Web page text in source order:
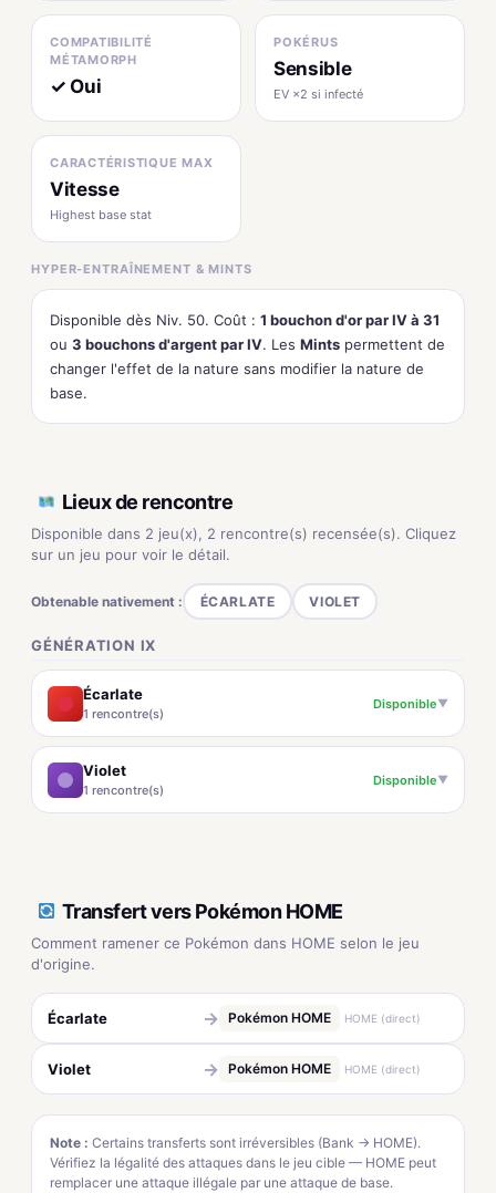
COMPATIBILITÉ
MÉTAMORPH
✓ Oui
POKÉRUS
Sensible
EV ×2 si infecté
CARACTÉRISTIQUE MAX
Vitesse
Highest base stat
HYPER-ENTRAÎNEMENT & MINTS
Disponible dès Niv. 50. Coût : 1 bouchon d'or par IV à 31
ou 3 bouchons d'argent par IV. Les Mints permettent de
changer l'effet de la nature sans modifier la nature de
base.
Lieux de rencontre
Disponible dans 2 jeu(x), 2 rencontre(s) recensée(s). Cliquez
sur un jeu pour voir le détail.
Obtenable nativement : ÉCARLATE VIOLET
GÉNÉRATION IX
Écarlate
1 rencontre(s)
Disponible▼
Violet
1 rencontre(s)
Disponible▼
Transfert vers Pokémon HOME
Comment ramener ce Pokémon dans HOME selon le jeu
d'origine.
Écarlate → Pokémon HOME HOME (direct)
Violet → Pokémon HOME HOME (direct)
Note : Certains transferts sont irréversibles (Bank → HOME).
Vérifiez la légalité des attaques dans le jeu cible — HOME peut
remplacer une attaque illégale par une attaque de base.